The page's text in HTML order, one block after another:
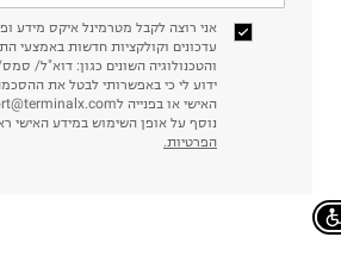
אני רוצה לקבל מטרמינל איקס מידע
עדכונים וקולקציות חדשות באמצעי
והטכנולוגיה השונים כגון: דוא"ל/
ידוע לי כי באפשרותי לבטל את
נוסף על אופן השימוש במידע האישי
הפרטיות.